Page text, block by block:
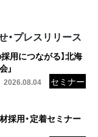
・プレスリリース
用につながる】北海
」
2026.08.04
採用・定着セミナー